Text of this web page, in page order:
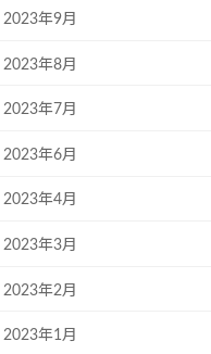
2023年9月
2023年8月
2023年7月
2023年6月
2023年4月
2023年3月
2023年2月
2023年1月